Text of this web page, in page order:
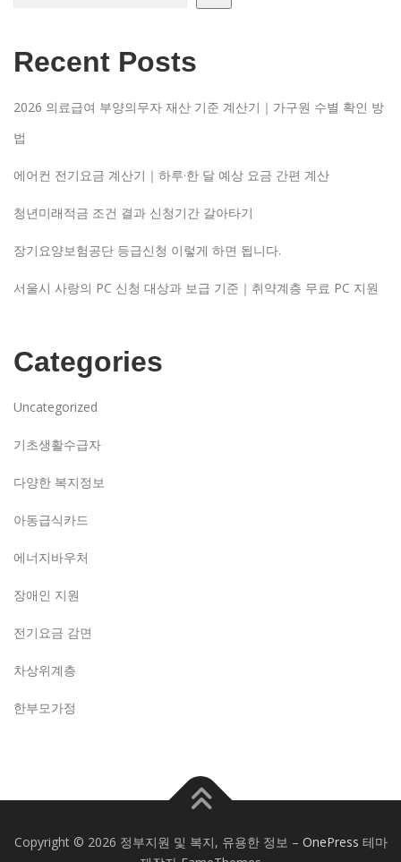
Recent Posts
2026 의료급여 부양의무자 재산 기준 계산기｜가구원 수별 확인 방
법
에어컨 전기요금 계산기｜하루·한 달 예상 요금 간편 계산
청년미래적금 조건 결과 신청기간 갈아타기
장기요양보험공단 등급신청 이렇게 하면 됩니다.
서울시 사랑의 PC 신청 대상과 보급 기준｜취약계층 무료 PC 지원
Categories
Uncategorized
기초생활수급자
다양한 복지정보
아동급식카드
에너지바우처
장애인 지원
전기요금 감면
차상위계층
한부모가정
Copyright © 2026 정부지원 및 복지, 유용한 정보 – OnePress 테마